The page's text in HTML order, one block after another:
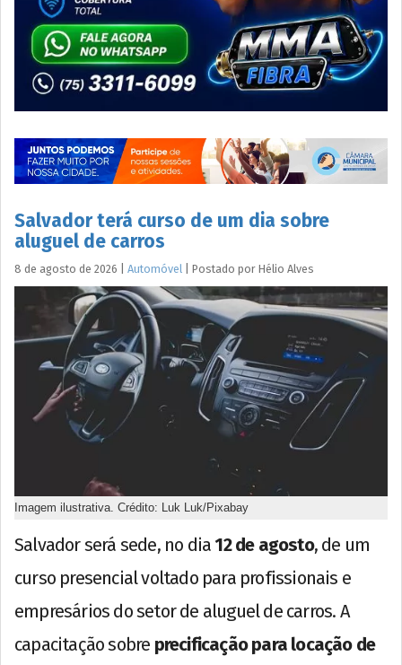
Salvador terá curso de um dia sobre
aluguel de carros
8 de agosto de 2026 Automóvel Postado por Hélio Alves
Imagem ilustrativa. Crédito: Luk Luk/Pixabay
Salvador será sede, no dia 12 de agosto, de um
curso presencial voltado para profissionais e
empresários do setor de aluguel de carros. A
capacitação sobre precificação para locação de